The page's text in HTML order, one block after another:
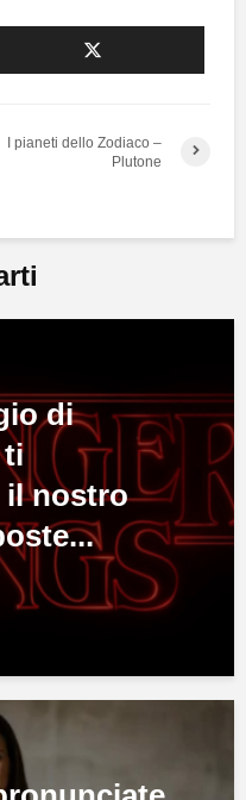
I pianeti dello Zodiaco –
Plutone
di
ti
il nostro